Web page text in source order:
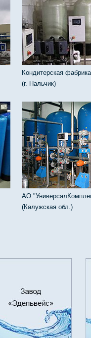
Кондитерская
(г. Нальчик)
АО
(Калужская обл.)